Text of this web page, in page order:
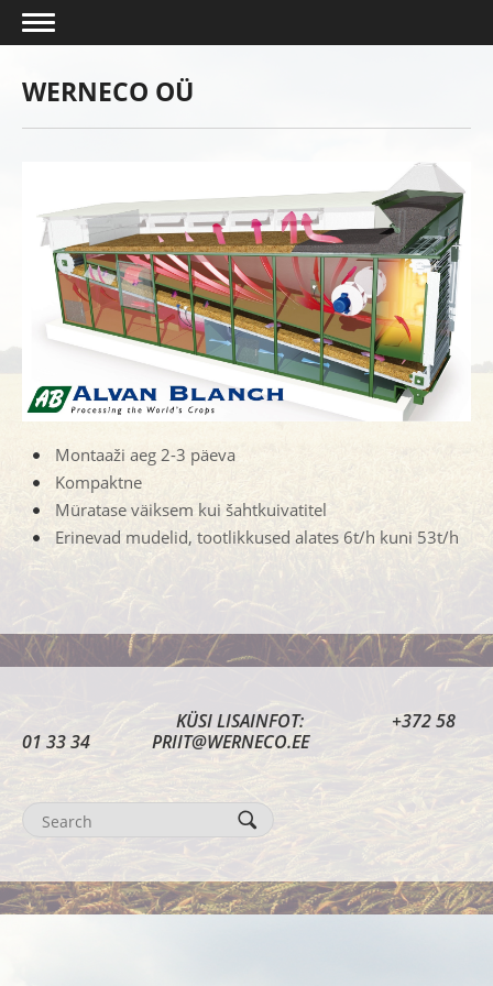
WERNECO OÜ
Montaaži aeg 2-3 päeva
Kompaktne
Müratase väiksem kui šahtkuivatitel
Erinevad mudelid, tootlikkused alates 6t/h kuni 53t/h
KÜSI LISAINFOT: +372 58
01 33 34 PRIIT@WERNECO.EE